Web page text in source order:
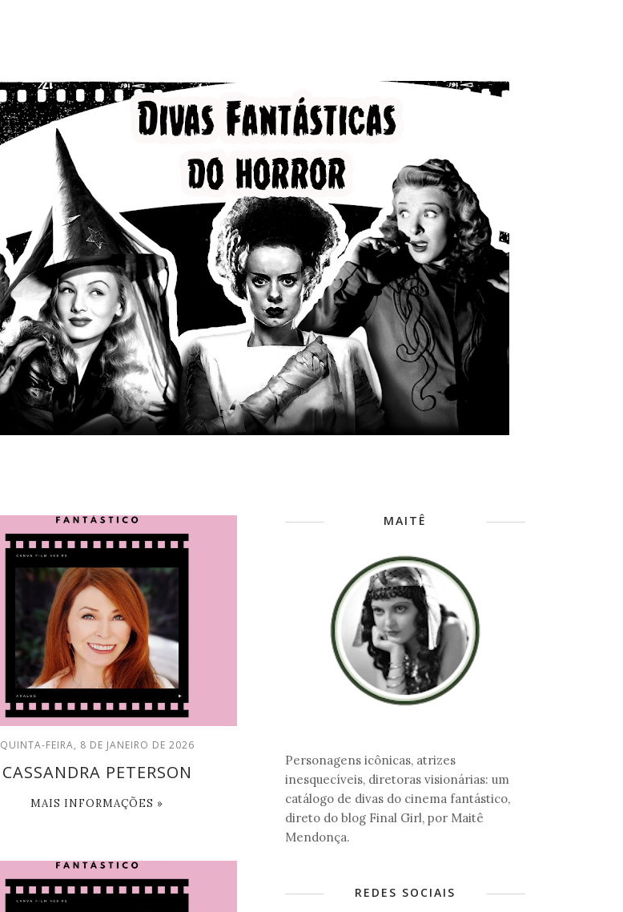
QUINTA-FEIRA, 8 DE JANEIRO DE 2026
CASSANDRA PETERSON
MAIS INFORMAÇÕES »
MAITÊ
Personagens icônicas, atrizes
inesquecíveis, diretoras visionárias: um
catálogo de divas do cinema fantástico,
direto do blog Final Girl, por Maitê
Mendonça.
REDES SOCIAIS